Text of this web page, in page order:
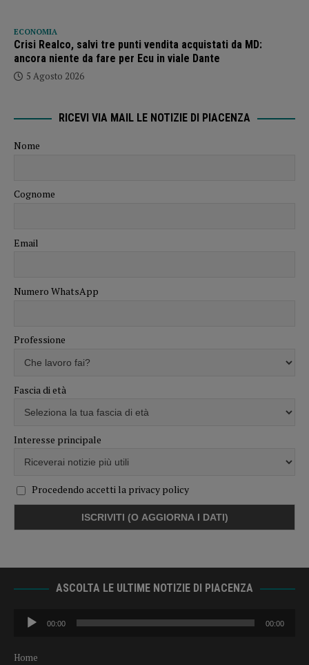
ECONOMIA
Crisi Realco, salvi tre punti vendita acquistati da MD:
ancora niente da fare per Ecu in viale Dante
5 Agosto 2026
RICEVI VIA MAIL LE NOTIZIE DI PIACENZA
Nome
Cognome
Email
Numero WhatsApp
Professione
Fascia di età
Interesse principale
Procedendo accetti la privacy policy
ASCOLTA LE ULTIME NOTIZIE DI PIACENZA
Audio
Player
00:00 00:00
Home